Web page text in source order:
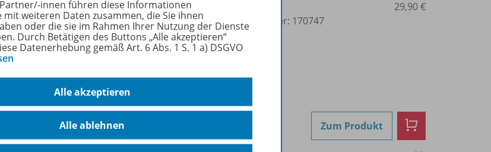
Dieser Artikel ist in
unterschiedlichen Ausführungen
erhältlich.
Lieferbar
Schulbuchnummer: 170747
29,90 €
Zum Produkt
innen führen diese Informationen
mit weiteren Daten zusammen, die Sie ihnen
oder die sie im Rahmen Ihrer Nutzung der Dienste
Durch Betätigen des Buttons „Alle akzeptieren“
Datenerhebung gemäß Art. 6 Abs. 1 S. 1 a) DSGVO
Alle akzeptieren
Alle ablehnen